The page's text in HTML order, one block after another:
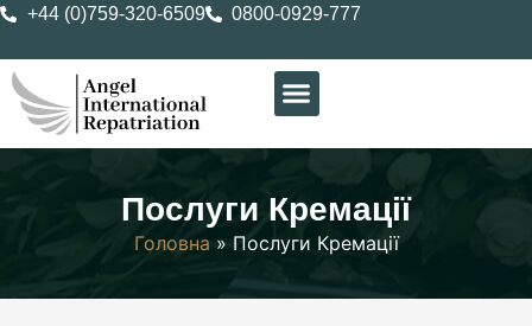
+44 (0)759-320-6509 0800-0929-777
Послуги Кремації
Головна » Послуги Кремації